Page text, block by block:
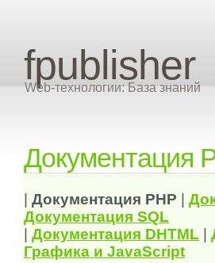
fpublisher
Web-технологии: База знаний
Документация
Документация PHP
Документация SQL
Документация DHTML
Графика и JavaScript